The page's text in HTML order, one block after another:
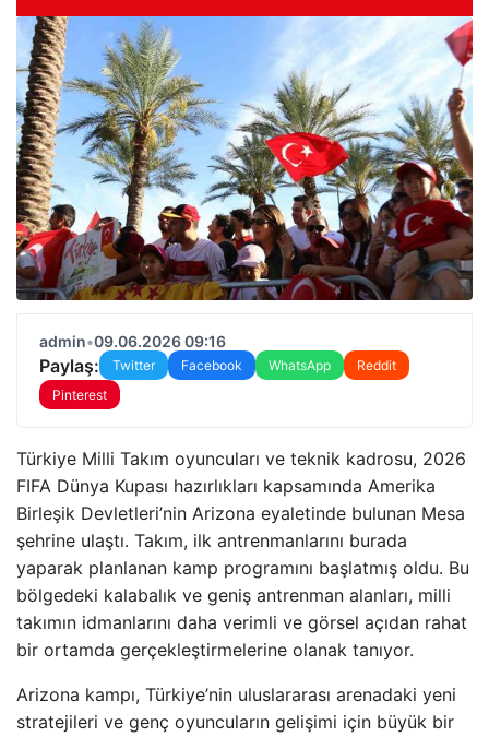
admin•09.06.2026 09:16
Paylaş: Twitter Facebook WhatsApp
Reddit
Pinterest
Türkiye Milli Takım oyuncuları ve teknik kadrosu, 2026
FIFA Dünya Kupası hazırlıkları kapsamında Amerika
Birleşik Devletleri’nin Arizona eyaletinde bulunan Mesa
şehrine ulaştı. Takım, ilk antrenmanlarını burada
yaparak planlanan kamp programını başlatmış oldu. Bu
bölgedeki kalabalık ve geniş antrenman alanları, milli
takımın idmanlarını daha verimli ve görsel açıdan rahat
bir ortamda gerçekleştirmelerine olanak tanıyor.
Arizona kampı, Türkiye’nin uluslararası arenadaki yeni
stratejileri ve genç oyuncuların gelişimi için büyük bir